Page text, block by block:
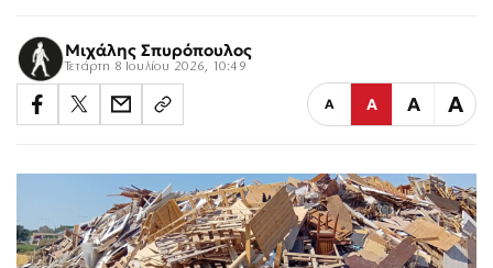
Μιχάλης Σπυρόπουλος
Τετάρτη 8 Ιουλίου 2026, 10:49
Α Α Α Α